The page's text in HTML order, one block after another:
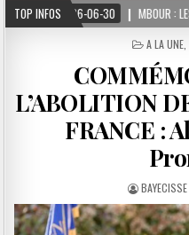
TOP INFOS
30 MBOUR : LES GENDARMES ONT
POSTED
A LA UNE,
L’ABOLITION
FRANCE :
BAYECISSE